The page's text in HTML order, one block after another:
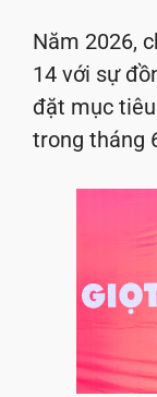
Năm 2026,
14 với sự
đặt mục
trong tháng